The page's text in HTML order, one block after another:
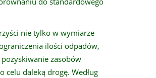
nie tylko w wymiarze
ilości odpadów,
zasobów
celu daleką drogę. Według